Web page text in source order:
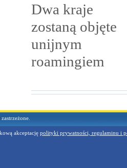
Dwa kraje
zostaną objęte
unijnym
roamingiem
akceptację polityki prywatności, regulaminu i